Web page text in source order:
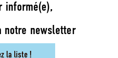
informé(e),
notre newsletter
la liste !